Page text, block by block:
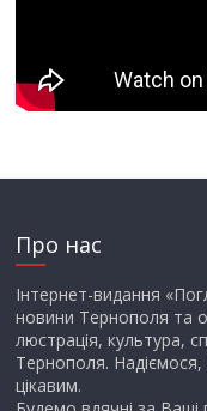
Про нас
Інтернет-видання
новини Тернополя та
люстрація, культура,
Тернополя.
цікавим.